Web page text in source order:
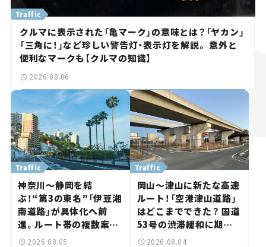
クルマに表示された「亀マーク」の意味とは？「ヤカン」
「三角に！」など珍しい警告灯・表示灯を解説。 意外と
便利なマークも【クルマの知識】
Traffic
2026.08.06
神奈川～静岡を結
ぶ！“第3の東名”「伊豆湘
南道路」が具体化へ前
進。ルート帯の複数案検
討へ。熱海まで信号ゼロ
Traffic
2026.08.05
岡山～津山に新たな高速
ルート！「空港津山道路」
はどこまでできた？ 国道
53号の渋滞緩和に期待。
岡山市側でも動きが【い
Traffic
2026.08.04